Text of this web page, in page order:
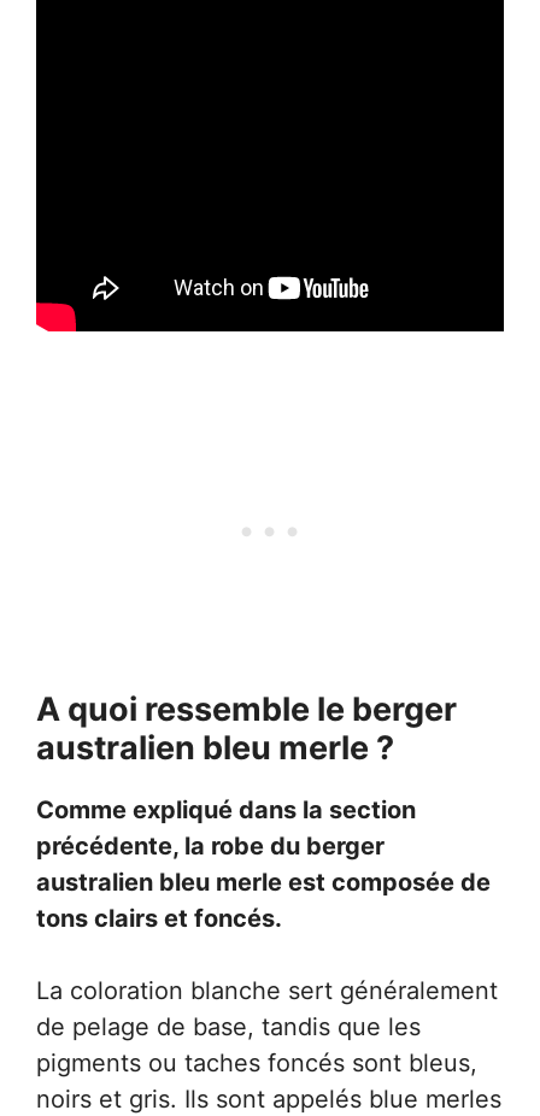
A quoi ressemble le berger
australien bleu merle ?
Comme expliqué dans la section
précédente, la robe du berger
australien bleu merle est composée de
tons clairs et foncés.
La coloration blanche sert généralement
de pelage de base, tandis que les
pigments ou taches foncés sont bleus,
noirs et gris. Ils sont appelés blue merles